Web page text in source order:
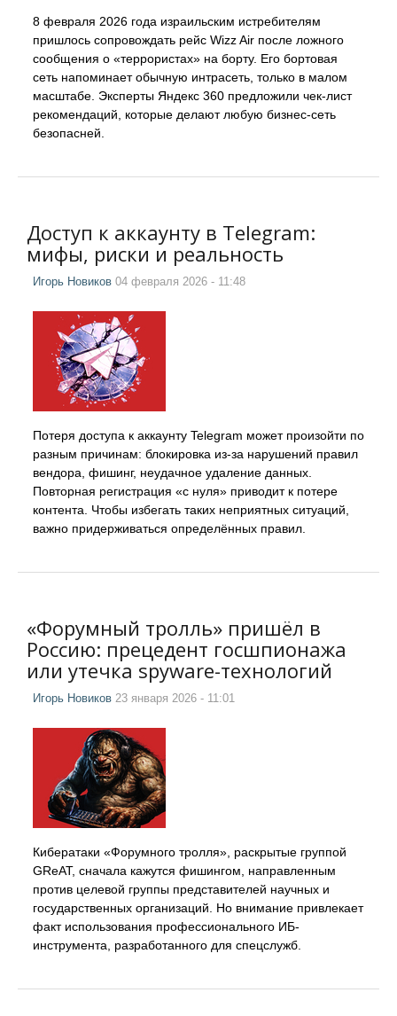
8 февраля 2026 года израильским истребителям
пришлось сопровождать рейс Wizz Air после ложного
сообщения о «террористах» на борту. Его бортовая
сеть напоминает обычную интрасеть, только в малом
масштабе. Эксперты Яндекс 360 предложили чек-лист
рекомендаций, которые делают любую бизнес-сеть
безопасней.
Доступ к аккаунту в Telegram:
мифы, риски и реальность
Игорь Новиков 04 февраля 2026 - 11:48
Потеря доступа к аккаунту Telegram может произойти по
разным причинам: блокировка из-за нарушений правил
вендора, фишинг, неудачное удаление данных.
Повторная регистрация «с нуля» приводит к потере
контента. Чтобы избегать таких неприятных ситуаций,
важно придерживаться определённых правил.
«Форумный тролль» пришёл в
Россию: прецедент госшпионажа
или утечка spyware-технологий
Игорь Новиков 23 января 2026 - 11:01
Кибератаки «Форумного тролля», раскрытые группой
GReAT, сначала кажутся фишингом, направленным
против целевой группы представителей научных и
государственных организаций. Но внимание привлекает
факт использования профессионального ИБ-
инструмента, разработанного для спецслужб.